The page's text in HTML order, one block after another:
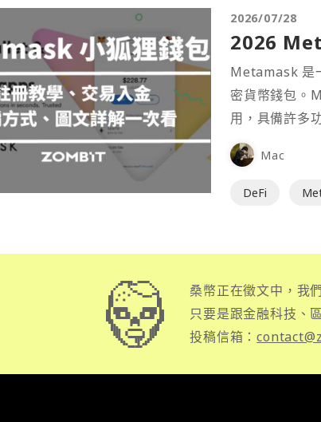
2026/07/28
2026
Metamask 是
密貨幣錢包。
用，具備許多
Mac
DeFi
桑幣正在徵文中，我
只要是跟金融科技、
投稿信箱：